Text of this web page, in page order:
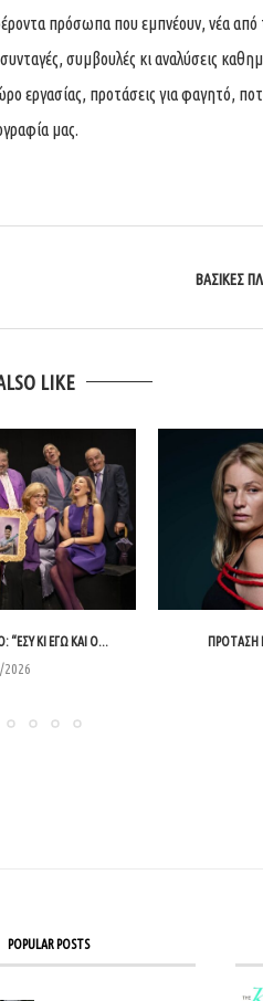
πρόσωπα που εμπνέουν, νέα
συμβουλές κι αναλύσεις
εργασίας, προτάσεις για φαγητό,
μας.
ΒΑΣΙΚΈΣ
LIKE
“ΕΣΎ ΚΙ ΕΓΏ ΚΑΙ Ο...
2026
ΠΡΌΤΑΣΗ
POPULAR POSTS